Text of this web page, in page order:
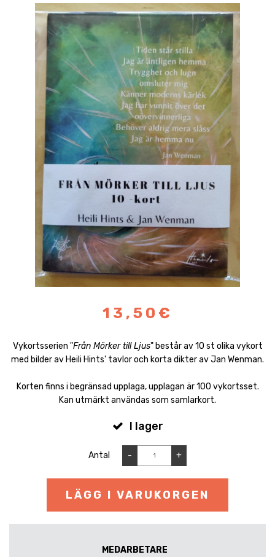
13,50€
Vykortsserien "Från Mörker till Ljus" består av 10 st olika vykort
med bilder av Heili Hints' tavlor och korta dikter av Jan Wenman.
Korten finns i begränsad upplaga, upplagan är 100 vykortsset.
Kan utmärkt användas som samlarkort.
I lager
Antal - +
LÄGG I VARUKORGEN
MEDARBETARE